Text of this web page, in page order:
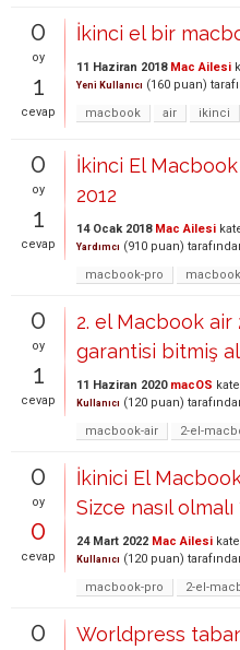
0
oy
1
cevap
İkinci el bir
11 Haziran 2018 Mac Ailesi
Yeni Kullanıcı (160 puan)
macbook
air ikinci
0
oy
1
cevap
İkinci El
2012
14 Ocak 2018 Mac Ailesi
Yardımcı (910 puan)
macbook-pro
macbook
0
oy
1
cevap
2. el Macbook air
garantisi bitmiş
11 Haziran 2020 macOS
Kullanıcı (120 puan)
macbook-air
2-el-
0
oy
0
cevap
İkinici El
Sizce nasıl olmalı
24 Mart 2022 Mac Ailesi
Kullanıcı (120 puan)
macbook-pro
2-el-
0
Worldpress